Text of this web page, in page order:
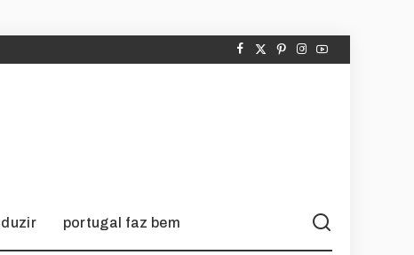
portugal faz bem